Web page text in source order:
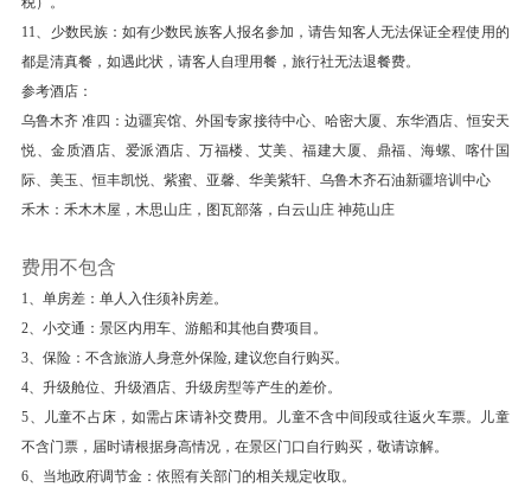
见谅！后走进【维吾尔族农家】：感受维吾尔族原
汁原味历史、文化、人文和民俗风情。后返回乌市
乘火车前往北屯（乌市至北屯途中无地接导游陪
同，请知悉）。
温馨提示：乌市-北屯火车硬卧。不接受尽量安排
中下铺的要求和同张订单客人必须在同一个车厢的
餐饮
早餐：有
中餐：自理
住宿
住火车上
第3天
火车抵达北屯—禾木（360KM，行车约5小
时）
11、少数民族：如有少数民族客人报名参加，请告知客人无法保证全程使用的
都是清真餐，如遇此状，请客人自理用餐，旅行社无法退餐费。
参考酒店：
乌鲁木齐 准四：边疆宾馆、外国专家接待中心、哈密大厦、东华酒店、恒安天
悦、金质酒店、爱派酒店、万福楼、艾美、福建大厦、鼎福、海螺、喀什国
际、美玉、恒丰凯悦、紫蜜、亚馨、华美紫轩、乌鲁木齐石油新疆培训中心
禾木：禾木木屋，木思山庄，图瓦部落，白云山庄 神苑山庄
费用不包含
1、单房差：单人入住须补房差。
2、小交通：景区内用车、游船和其他自费项目。
3、保险：不含旅游人身意外保险, 建议您自行购买。
4、升级舱位、升级酒店、升级房型等产生的差价。
5、儿童不占床，如需占床请补交费用。儿童不含中间段或往返火车票。儿童
不含门票，届时请根据身高情况，在景区门口自行购买，敬请谅解。
6、当地政府调节金：依照有关部门的相关规定收取。